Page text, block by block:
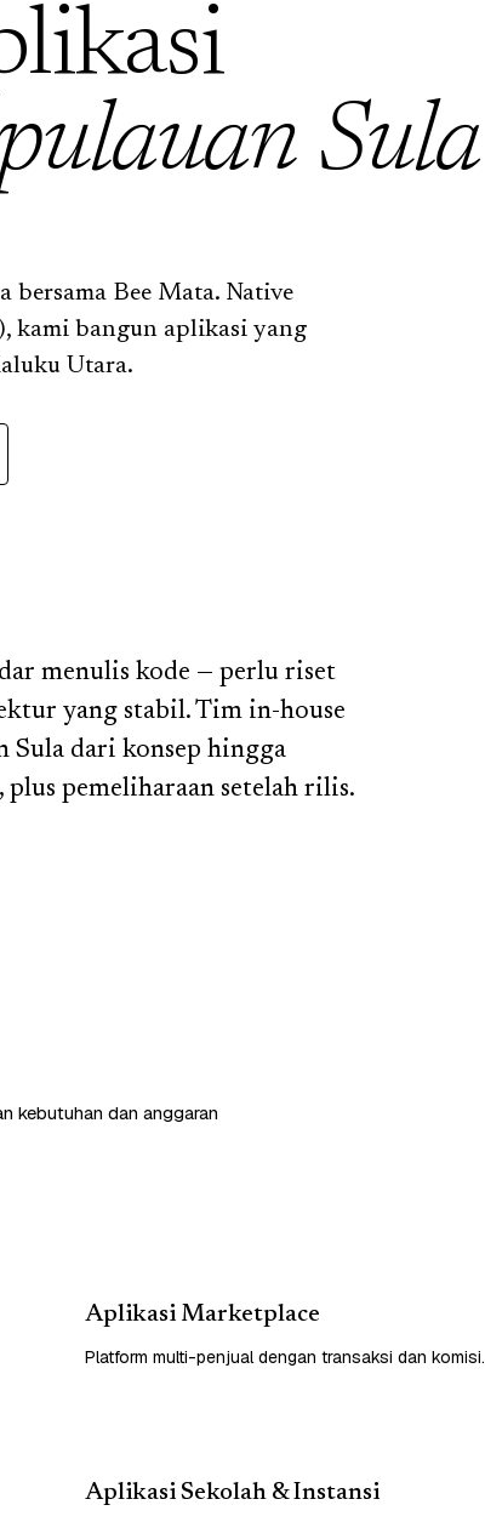
Sula
bersama Bee Mata. Native
kami bangun aplikasi yang
Utara.
menulis kode — perlu riset
yang stabil. Tim in-house
Sula dari konsep hingga
pemeliharaan setelah rilis.
kebutuhan dan anggaran
Aplikasi Marketplace
Platform multi-penjual dengan transaksi dan komisi.
Aplikasi Sekolah & Instansi